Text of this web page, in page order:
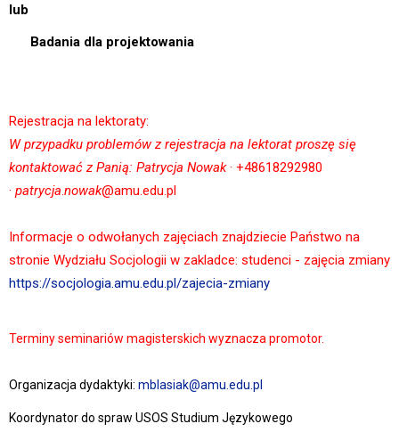
lub
Badania dla projektowania
Rejestracja na lektoraty:
W przypadku problemów z rejestracja na lektorat proszę się
kontaktować z Panią: Patrycja Nowak· +48618292980
· patrycja.nowak@amu.edu.pl
Informacje o odwołanych zajęciach znajdziecie Państwo na
stronie Wydziału Socjologii w zakladce: studenci - zajęcia zmiany
https://socjologia.amu.edu.pl/zajecia-zmiany
Terminy seminariów magisterskich wyznacza promotor.
Organizacja dydaktyki: mblasiak@amu.edu.pl
Koordynator do spraw USOS Studium Językowego